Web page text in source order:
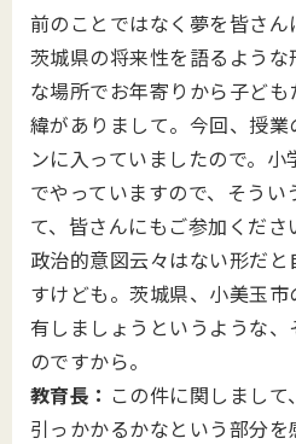
前のことではなく夢を皆さ
茨城県の将来性を語るよう
な場所でお年寄りから子ど
緯がありまして。今回、授
ンに入っていましたので。
でやっていますので、そう
て、皆さんにもご参加くだ
政治的意図云々はない形だ
すけども。茨城県、小美玉
有しましょうというような
のですから。
教育長： この件に関しまし
引っかかるかなという部分